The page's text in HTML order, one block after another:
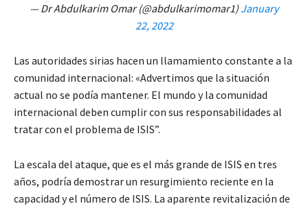
— Dr Abdulkarim Omar (@abdulkarimomar1) January
22, 2022
Las autoridades sirias hacen un llamamiento constante a la
comunidad internacional: «Advertimos que la situación
actual no se podía mantener. El mundo y la comunidad
internacional deben cumplir con sus responsabilidades al
tratar con el problema de ISIS”.
La escala del ataque, que es el más grande de ISIS en tres
años, podría demostrar un resurgimiento reciente en la
capacidad y el número de ISIS. La aparente revitalización de